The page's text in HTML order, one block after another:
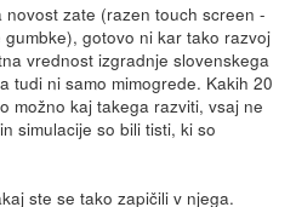
zate (razen touch screen -
gotovo ni kar tako razvoj
vrednost izgradnje slovenskega
tudi ni samo mimogrede. Kakih 20
možno kaj takega razviti, vsaj ne
simulacije so bili tisti, ki so
ste se tako zapičili v njega.